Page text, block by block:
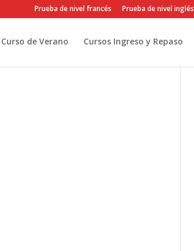
Prueba de nivel francés Prueba de nivel inglés
Curso de Verano Cursos Ingreso y Repaso